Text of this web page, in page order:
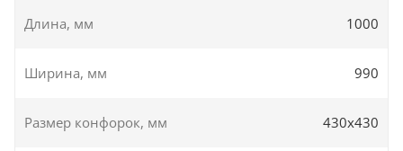
Длина, мм 1000
Ширина, мм 990
Размер конфорок, мм 430х430